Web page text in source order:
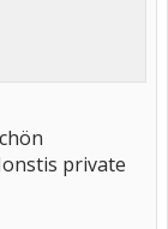
private